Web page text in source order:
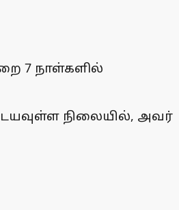
7 நாள்களில்
நிலையில், அவர்